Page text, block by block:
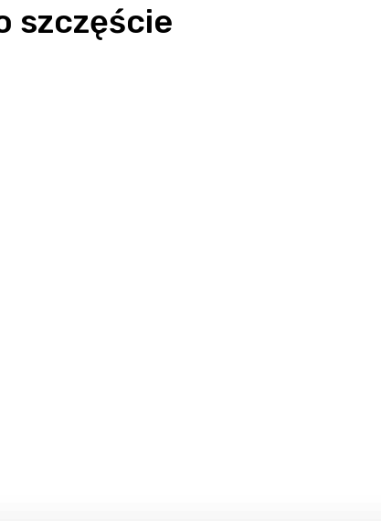
szczęście